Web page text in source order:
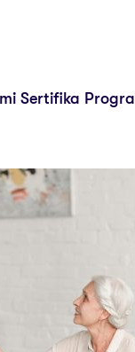
Sertifika